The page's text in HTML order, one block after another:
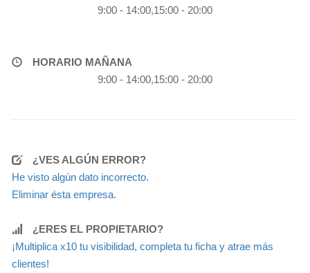
9:00 - 14:00,15:00 - 20:00
HORARIO MAÑANA
9:00 - 14:00,15:00 - 20:00
¿VES ALGÚN ERROR?
He visto algún dato incorrecto.
Eliminar ésta empresa.
¿ERES EL PROPIETARIO?
¡Multiplica x10 tu visibilidad, completa tu ficha y atrae más
clientes!